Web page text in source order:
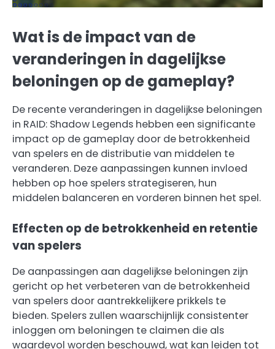
Wat is de impact van de
veranderingen in dagelijkse
beloningen op de gameplay?
De recente veranderingen in dagelijkse beloningen
in RAID: Shadow Legends hebben een significante
impact op de gameplay door de betrokkenheid
van spelers en de distributie van middelen te
veranderen. Deze aanpassingen kunnen invloed
hebben op hoe spelers strategiseren, hun
middelen balanceren en vorderen binnen het spel.
Effecten op de betrokkenheid en retentie
van spelers
De aanpassingen aan dagelijkse beloningen zijn
gericht op het verbeteren van de betrokkenheid
van spelers door aantrekkelijkere prikkels te
bieden. Spelers zullen waarschijnlijk consistenter
inloggen om beloningen te claimen die als
waardevol worden beschouwd, wat kan leiden tot